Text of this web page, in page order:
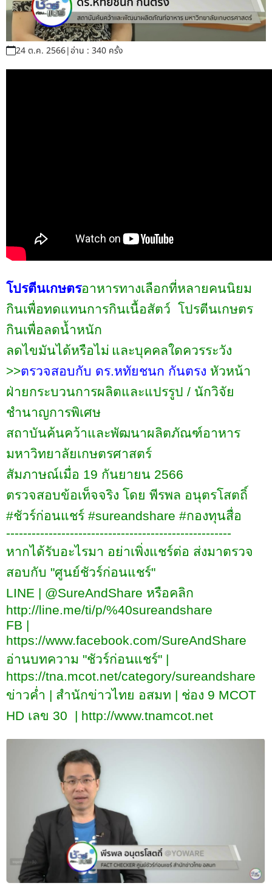
24 ต.ค. 2566|อ่าน : 340 ครั้ง
โปรตีนเกษตรอาหารทางเลือกที่หลายคนนิยม
กินเพื่อทดแทนการกินเนื้อสัตว์ โปรตีนเกษตร
กินเพื่อลดน้ำหนัก
ลดไขมันได้หรือไม่ และบุคคลใดควรระวัง
>>ตรวจสอบกับ ดร.หทัยชนก กันตรง หัวหน้า
ฝ่ายกระบวนการผลิตและแปรรูป / นักวิจัย
ชำนาญการพิเศษ
สถาบันค้นคว้าและพัฒนาผลิตภัณฑ์อาหาร
มหาวิทยาลัยเกษตรศาสตร์
สัมภาษณ์เมื่อ 19 กันยายน 2566
ตรวจสอบข้อเท็จจริง โดย พีรพล อนุตรโสตถิ์
#ชัวร์ก่อนแชร์ #sureandshare #กองทุนสื่อ
-----------------------------------------------------
หากได้รับอะไรมา อย่าเพิ่งแชร์ต่อ ส่งมาตรวจ
สอบกับ "ศูนย์ชัวร์ก่อนแชร์"
LINE | @SureAndShare หรือคลิก
http://line.me/ti/p/%40sureandshare
FB |
https://www.facebook.com/SureAndShare
อ่านบทความ "ชัวร์ก่อนแชร์" |
https://tna.mcot.net/category/sureandshare
ข่าวค่ำ | สำนักข่าวไทย อสมท | ช่อง 9 MCOT
HD เลข 30 | http://www.tnamcot.net